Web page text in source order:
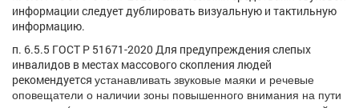
информации следует дублировать визуальную и тактильную
информацию.
п. 6.5.5 ГОСТ Р 51671-2020 Для предупреждения слепых
инвалидов в местах массового скопления людей
рекомендуется устанавливать звуковые маяки и речевые
оповещатели о наличии зоны повышенного внимания на пути